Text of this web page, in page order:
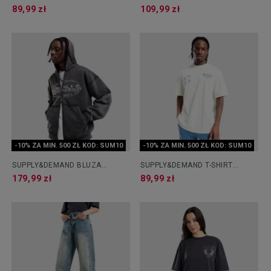
GLITTER
89,99 zł OPOLIS
109,99 zł
-10% ZA MIN. 500 ZŁ KOD: SUM10
SUPPLY&DEMAND BLUZA
ROZPINANA Z KAPTUREM
179,99 zł
-10% ZA MIN. 500 ZŁ KOD: SUM10
SUPPLY&DEMAND T-SHIRT
CROSSES
89,99 zł